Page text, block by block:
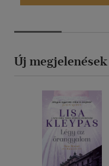
Új megjelenések